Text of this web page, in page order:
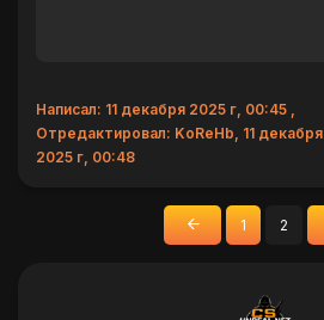
Написал: 11 декабря 2025 г, 00:45 ,
Отредактировал: KoReHb, 11 декабря
2025 г, 00:48
« 1 2